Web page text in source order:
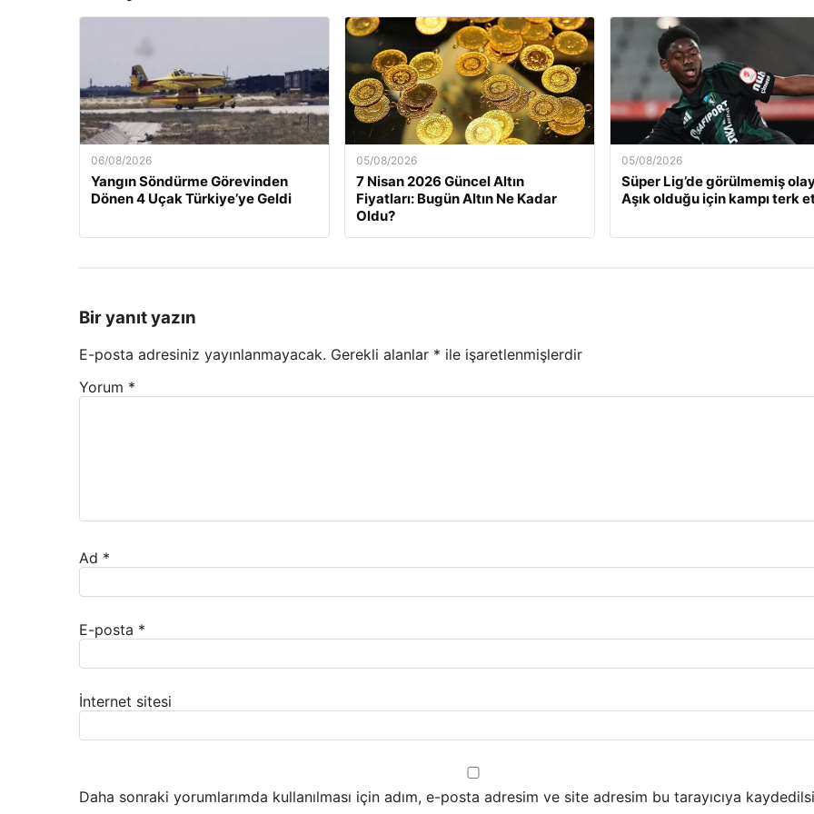
06/08/2026
Yangın Söndürme Görevinden
Dönen 4 Uçak Türkiye’ye Geldi
05/08/2026
7 Nisan 2026 Güncel Altın
Fiyatları: Bugün Altın Ne Kadar
Oldu?
05/08/2026
Süper Lig’de görülmemiş
Aşık olduğu için kampı terk
Bir yanıt yazın
E-posta adresiniz yayınlanmayacak. Gerekli alanlar * ile işaretlenmişlerdir
Yorum *
Ad *
E-posta *
İnternet sitesi
Daha sonraki yorumlarımda kullanılması için adım, e-posta adresim ve site adresim bu tarayıcıya